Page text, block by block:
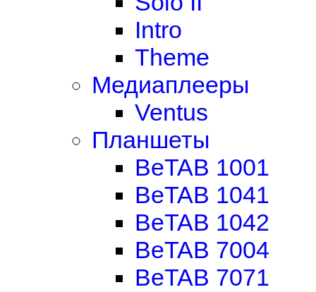
Intro
Theme
Медиаплееры
Ventus
Планшеты
BeTAB 1001
BeTAB 1041
BeTAB 1042
BeTAB 7004
BeTAB 7071